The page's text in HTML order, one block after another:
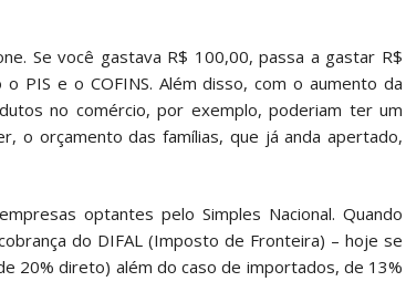
Se você gastava R$ 100,00, passa a gastar R$
PIS e o COFINS. Além disso, com o aumento da
no comércio, por exemplo, poderiam ter um
o orçamento das famílias, que já anda apertado,
optantes pelo Simples Nacional. Quando
do DIFAL (Imposto de Fronteira) – hoje se
20% direto) além do caso de importados, de 13%